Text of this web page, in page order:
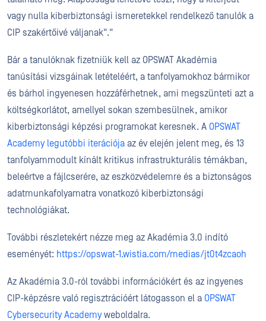
vagy nulla kiberbiztonsági ismeretekkel rendelkező tanulók a
CIP szakértőivé váljanak"."
Bár a tanulóknak fizetniük kell az OPSWAT Akadémia
tanúsítási vizsgáinak letételéért, a tanfolyamokhoz bármikor
és bárhol ingyenesen hozzáférhetnek, ami megszünteti azt a
költségkorlátot, amellyel sokan szembesülnek, amikor
kiberbiztonsági képzési programokat keresnek. A OPSWAT
Academy legutóbbi iterációja az év elején jelent meg, és 13
tanfolyammodult kínált kritikus infrastrukturális témákban,
beleértve a fájlcserére, az eszközvédelemre és a biztonságos
adatmunkafolyamatra vonatkozó kiberbiztonsági
technológiákat.
További részletekért nézze meg az Akadémia 3.0 indító
eseményét: https://opswat-1.wistia.com/medias/jt0t4zcaoh
Az Akadémia 3.0-ról további információkért és az ingyenes
CIP-képzésre való regisztrációért látogasson el a OPSWAT
Cybersecurity Academyweboldalra.